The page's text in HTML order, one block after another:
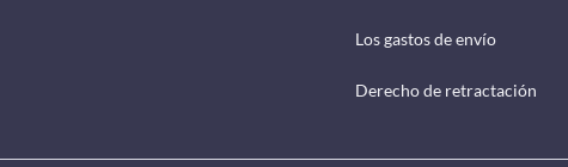
Los gastos de envío
Derecho de retractación